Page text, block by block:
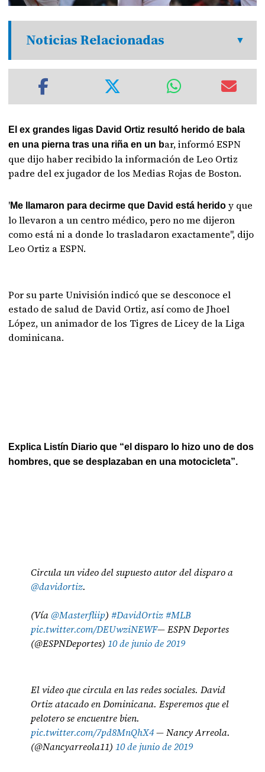
Noticias Relacionadas
El ex grandes ligas David Ortiz resultó herido de bala
en una pierna tras una riña en un bar, informó ESPN
que dijo haber recibido la información de Leo Ortiz
padre del ex jugador de los Medias Rojas de Boston.
'Me llamaron para decirme que David está heridoy que
lo llevaron a un centro médico, pero no me dijeron
como está ni a donde lo trasladaron exactamente'', dijo
Leo Ortiz a ESPN.
Por su parte Univisión indicó que se desconoce el
estado de salud de David Ortiz, así como de Jhoel
López, un animador de los Tigres de Licey de la Liga
dominicana.
Explica Listín Diario que “el disparo lo hizo uno de dos
hombres, que se desplazaban en una motocicleta”.
Circula un video del supuesto autor del disparo a
@davidortiz.
(Vía @Masterfliip)#DavidOrtiz#MLB
pic.twitter.com/DEUwziNEWF— ESPN Deportes
(@ESPNDeportes)10 de junio de 2019
El video que circula en las redes sociales. David
Ortiz atacado en Dominicana. Esperemos que el
pelotero se encuentre bien.
pic.twitter.com/7pd8MnQhX4— Nancy Arreola.
(@Nancyarreola11)10 de junio de 2019